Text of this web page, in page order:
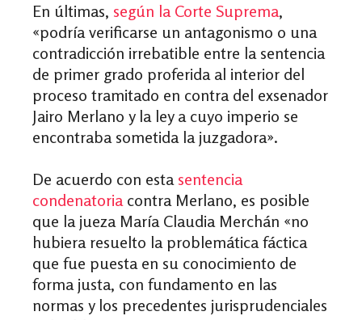
En últimas, según la Corte Suprema,
«podría verificarse un antagonismo o una
contradicción irrebatible entre la sentencia
de primer grado proferida al interior del
proceso tramitado en contra del exsenador
Jairo Merlano y la ley a cuyo imperio se
encontraba sometida la juzgadora».
De acuerdo con esta sentencia
condenatoriacontra Merlano, es posible
que la jueza María Claudia Merchán «no
hubiera resuelto la problemática fáctica
que fue puesta en su conocimiento de
forma justa, con fundamento en las
normas y los precedentes jurisprudenciales